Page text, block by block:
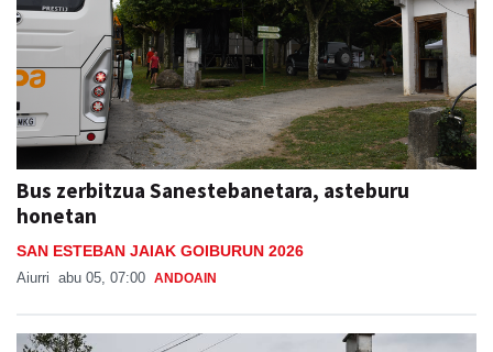
Bus zerbitzua Sanestebanetara, asteburu
honetan
SAN ESTEBAN JAIAK GOIBURUN 2026
Aiurri abu 05, 07:00 ANDOAIN